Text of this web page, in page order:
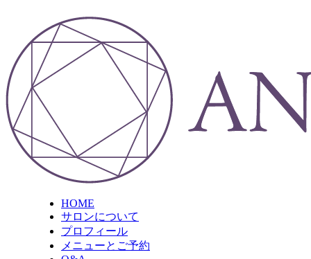
HOME
サロンについて
プロフィール
メニューとご予約